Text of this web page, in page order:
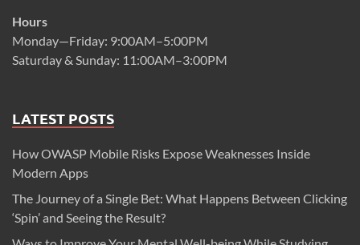
Hours
Monday—Friday: 9:00AM–5:00PM
Saturday & Sunday: 11:00AM–3:00PM
LATEST POSTS
How OWASP Mobile Risks Expose Weaknesses Inside
Modern Apps
The Journey of a Single Bet: What Happens Between Clicking
‘Spin’ and Seeing the Result?